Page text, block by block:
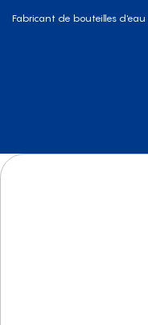
Fabricant de bouteilles d'eau